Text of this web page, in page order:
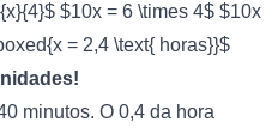
$10x = 6 \times 4$ $10x
= 2,4 \text{ horas}}$
minutos. O 0,4 da hora